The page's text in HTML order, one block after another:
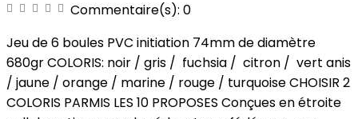
Commentaire(s): 0
Jeu de 6 boules PVC initiation 74mm de diamètre
680gr COLORIS: noir / gris / fuchsia / citron / vert anis
/ jaune / orange / marine / rouge / turquoise CHOISIR 2
COLORIS PARMIS LES 10 PROPOSES Conçues en étroite